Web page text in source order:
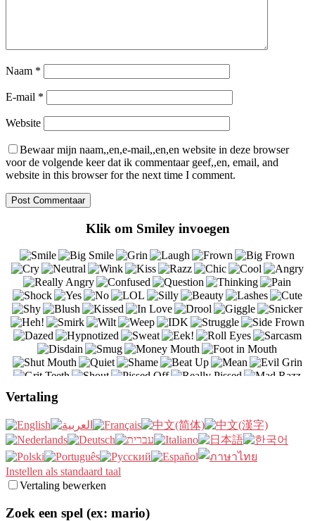
Naam *
E-mail *
Website
Bewaar mijn naam,,en,e-mail,,en,en website in deze browser
voor de volgende keer dat ik commentaar geef,,en, email, and
website in this browser for the next time I comment.
Klik om Smiley invoegen
Vertaling
Instellen als standaard taal
Vertaling bewerken
Zoek een spel (ex: mario)